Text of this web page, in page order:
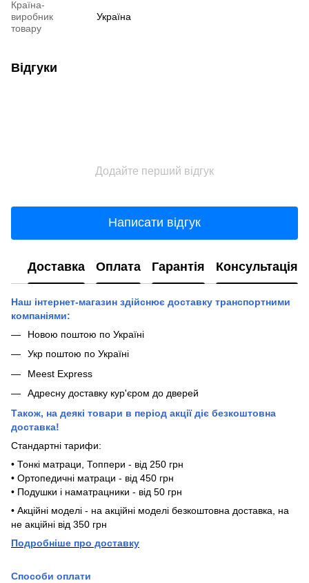
Країна-
виробник
товару
Україна
Відгуки
Додайте перший відгук
Написати відгук
Доставка Оплата Гарантія Консультація
Наш інтернет-магазин здійснює доставку транспортними
компаніями:
Новою поштою по Україні
Укр поштою по Україні
Meest Express
Адресну доставку кур'єром до дверей
Також, на деякі товари в період акції діє безкоштовна
доставка!
Стандартні тарифи:
• Тонкі матраци, Топпери - від 250 грн
• Ортопедичні матраци - від 450 грн
• Подушки і наматрацники - від 50 грн
• Акційні моделі - на акційні моделі безкоштовна доставка, на
не акційні від 350 грн
Подробніше про доставку
Способи оплати